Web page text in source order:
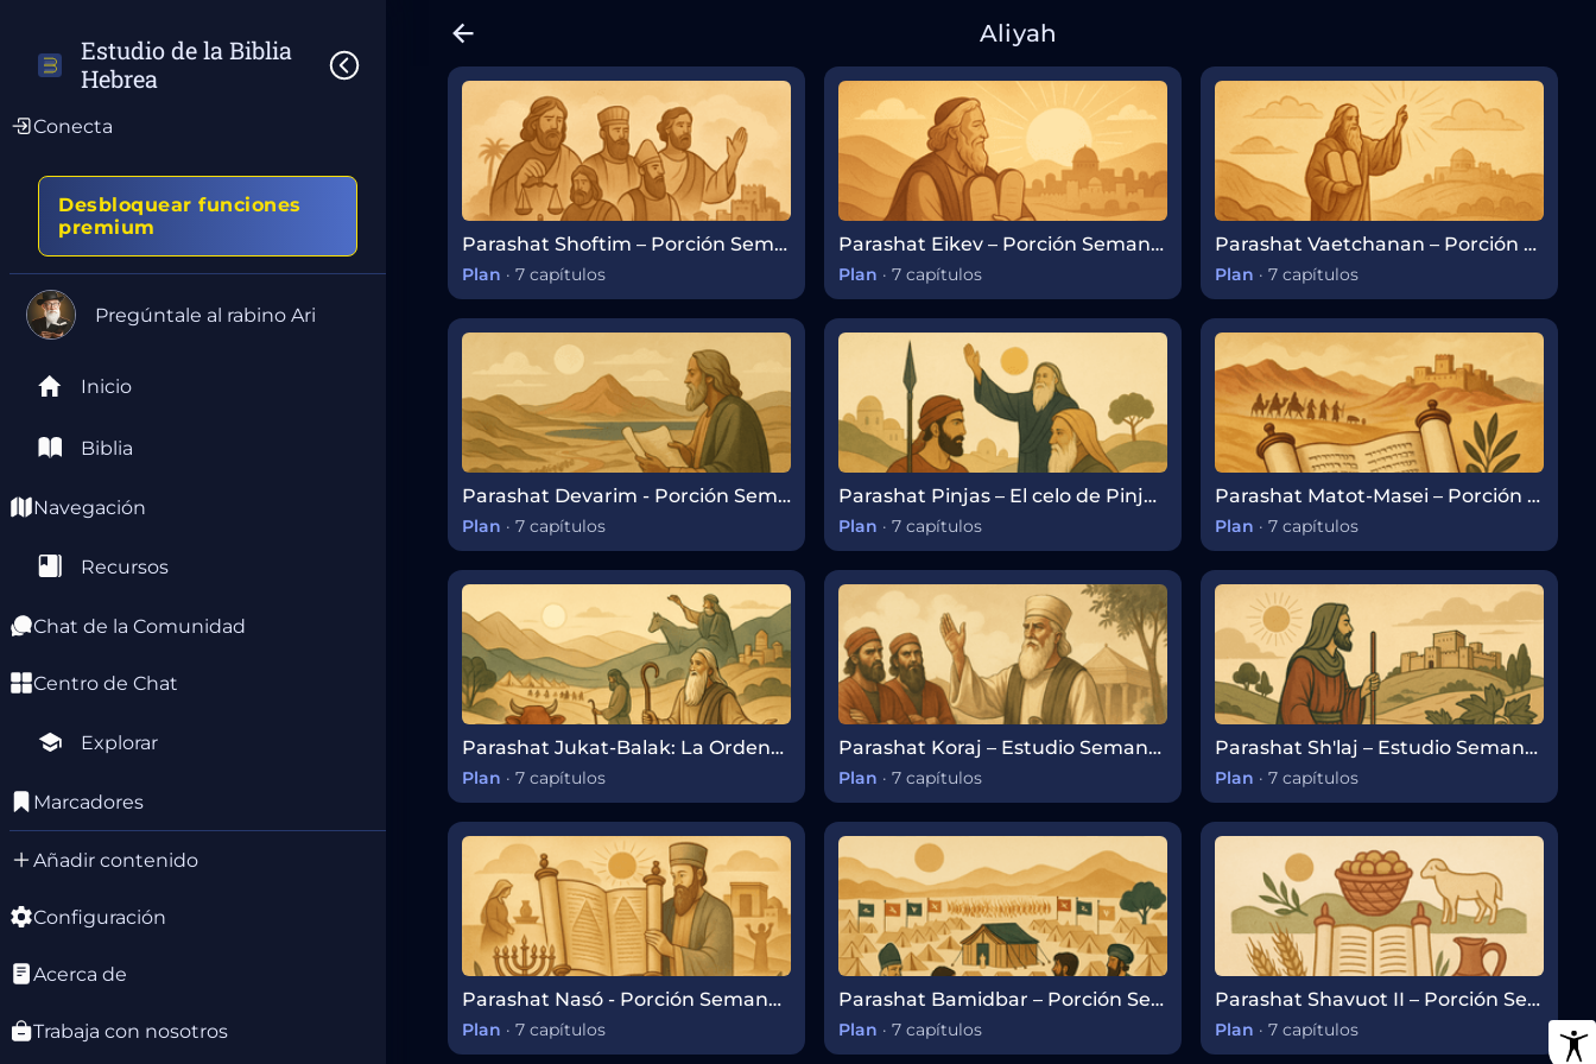
Estudio de la Biblia
Hebrea
Conecta
Desbloquear funciones
premium
Pregúntale al rabino Ari
Inicio
Biblia
Navegación
Recursos
Chat de la Comunidad
Centro de Chat
Explorar
Marcadores
Añadir contenido
Configuración
Acerca de
Trabaja con nosotros
Aliyah
Parashat Shoftim – Porción Semanal de la Torá
Plan · 7 capítulos
Parashat Eikev – Porción Semanal de la Torá
Plan · 7 capítulos
Parashat Vaetchanan – Porción Semanal de la Torá
Plan · 7 capítulos
Parashat Devarim - Porción Semanal de la Torá
Plan · 7 capítulos
Parashat Pinjas – El celo de Pinjas y las transiciones de liderazgo
Plan · 7 capítulos
Parashat Matot-Masei – Porción Semanal de la Torá
Plan · 7 capítulos
Parashat Jukat-Balak: La Ordenanza de la Vaca Roja, los Últimos Viajes de Moshé y la Conspiración de Balak
Plan · 7 capítulos
Parashat Koraj – Estudio Semanal de la Porción de la Torá
Plan · 7 capítulos
Parashat Sh'laj – Estudio Semanal de la Parashá
Plan · 7 capítulos
Parashat Nasó - Porción Semanal de la Torá
Plan · 7 capítulos
Parashat Bamidbar – Porción Semanal de la Torá
Plan · 7 capítulos
Parashat Shavuot II – Porción Semanal de la Torá
Plan · 7 capítulos